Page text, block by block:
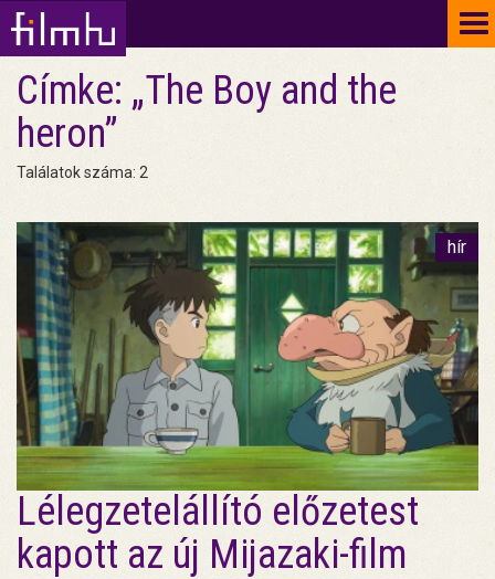
Címke: „The Boy and the
heron”
Találatok száma: 2
hír
Lélegzetelállító előzetest
kapott az új Mijazaki-film